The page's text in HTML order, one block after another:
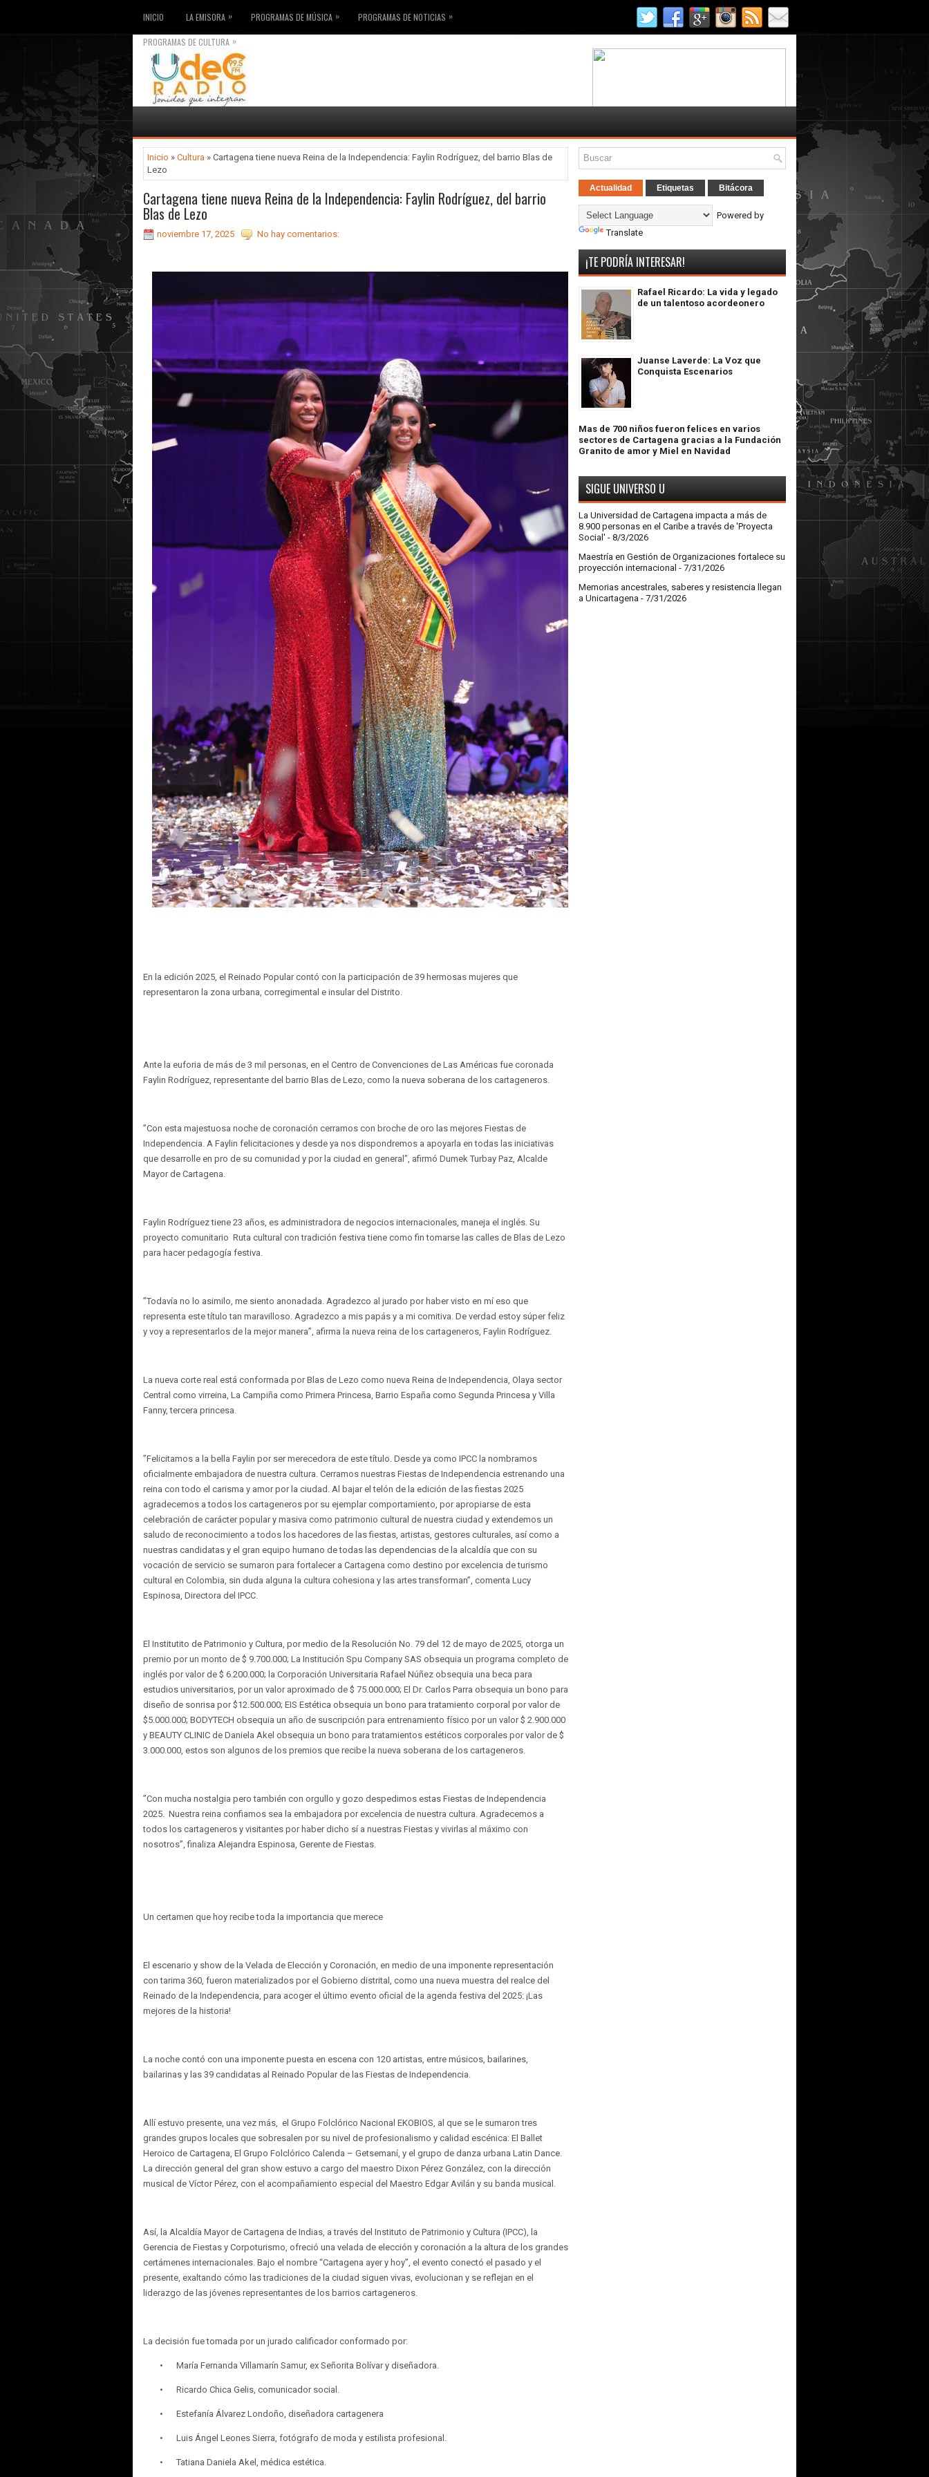
INICIO LA EMISORA » PROGRAMAS DE MÚSICA » PROGRAMAS DE NOTICIAS »
PROGRAMAS DE CULTURA »
Inicio » Cultura » Cartagena tiene nueva Reina de la Independencia: Faylin Rodríguez, del barrio Blas de
Lezo
Cartagena tiene nueva Reina de la Independencia: Faylin Rodríguez, del barrio
Blas de Lezo
noviembre 17, 2025 No hay comentarios:
En la edición 2025, el Reinado Popular contó con la participación de 39 hermosas mujeres que
representaron la zona urbana, corregimental e insular del Distrito.
Ante la euforia de más de 3 mil personas, en el Centro de Convenciones de Las Américas fue coronada
Faylin Rodríguez, representante del barrio Blas de Lezo, como la nueva soberana de los cartageneros.
”Con esta majestuosa noche de coronación cerramos con broche de oro las mejores Fiestas de
Independencia. A Faylin felicitaciones y desde ya nos dispondremos a apoyarla en todas las iniciativas
que desarrolle en pro de su comunidad y por la ciudad en general”, afirmó Dumek Turbay Paz, Alcalde
Mayor de Cartagena.
Faylin Rodríguez tiene 23 años, es administradora de negocios internacionales, maneja el inglés. Su
proyecto comunitario Ruta cultural con tradición festiva tiene como fin tomarse las calles de Blas de Lezo
para hacer pedagogía festiva.
”Todavía no lo asimilo, me siento anonadada. Agradezco al jurado por haber visto en mí eso que
representa este título tan maravilloso. Agradezco a mis papás y a mi comitiva. De verdad estoy súper feliz
y voy a representarlos de la mejor manera”, afirma la nueva reina de los cartageneros, Faylin Rodríguez.
La nueva corte real está conformada por Blas de Lezo como nueva Reina de Independencia, Olaya sector
Central como virreina, La Campiña como Primera Princesa, Barrio España como Segunda Princesa y Villa
Fanny, tercera princesa.
”Felicitamos a la bella Faylin por ser merecedora de este título. Desde ya como IPCC la nombramos
oficialmente embajadora de nuestra cultura. Cerramos nuestras Fiestas de Independencia estrenando una
reina con todo el carisma y amor por la ciudad. Al bajar el telón de la edición de las fiestas 2025
agradecemos a todos los cartageneros por su ejemplar comportamiento, por apropiarse de esta
celebración de carácter popular y masiva como patrimonio cultural de nuestra ciudad y extendemos un
saludo de reconocimiento a todos los hacedores de las fiestas, artistas, gestores culturales, así como a
nuestras candidatas y el gran equipo humano de todas las dependencias de la alcaldía que con su
vocación de servicio se sumaron para fortalecer a Cartagena como destino por excelencia de turismo
cultural en Colombia, sin duda alguna la cultura cohesiona y las artes transforman”, comenta Lucy
Espinosa, Directora del IPCC.
El Institutito de Patrimonio y Cultura, por medio de la Resolución No. 79 del 12 de mayo de 2025, otorga un
premio por un monto de $ 9.700.000; La Institución Spu Company SAS obsequia un programa completo de
inglés por valor de $ 6.200.000; la Corporación Universitaria Rafael Núñez obsequia una beca para
estudios universitarios, por un valor aproximado de $ 75.000.000; El Dr. Carlos Parra obsequia un bono para
diseño de sonrisa por $12.500.000; EIS Estética obsequia un bono para tratamiento corporal por valor de
$5.000.000; BODYTECH obsequia un año de suscripción para entrenamiento físico por un valor $ 2.900.000
y BEAUTY CLINIC de Daniela Akel obsequia un bono para tratamientos estéticos corporales por valor de $
3.000.000, estos son algunos de los premios que recibe la nueva soberana de los cartageneros.
”Con mucha nostalgia pero también con orgullo y gozo despedimos estas Fiestas de Independencia
2025. Nuestra reina confiamos sea la embajadora por excelencia de nuestra cultura. Agradecemos a
todos los cartageneros y visitantes por haber dicho sí a nuestras Fiestas y vivirlas al máximo con
nosotros”, finaliza Alejandra Espinosa, Gerente de Fiestas.
Un certamen que hoy recibe toda la importancia que merece
El escenario y show de la Velada de Elección y Coronación, en medio de una imponente representación
con tarima 360, fueron materializados por el Gobierno distrital, como una nueva muestra del realce del
Reinado de la Independencia, para acoger el último evento oficial de la agenda festiva del 2025: ¡Las
mejores de la historia!
La noche contó con una imponente puesta en escena con 120 artistas, entre músicos, bailarines,
bailarinas y las 39 candidatas al Reinado Popular de las Fiestas de Independencia.
Allí estuvo presente, una vez más, el Grupo Folclórico Nacional EKOBIOS, al que se le sumaron tres
grandes grupos locales que sobresalen por su nivel de profesionalismo y calidad escénica: El Ballet
Heroico de Cartagena, El Grupo Folclórico Calenda – Getsemaní, y el grupo de danza urbana Latin Dance.
La dirección general del gran show estuvo a cargo del maestro Dixon Pérez González, con la dirección
musical de Víctor Pérez, con el acompañamiento especial del Maestro Edgar Avilán y su banda musical.
Así, la Alcaldía Mayor de Cartagena de Indias, a través del Instituto de Patrimonio y Cultura (IPCC), la
Gerencia de Fiestas y Corpoturismo, ofreció una velada de elección y coronación a la altura de los grandes
certámenes internacionales. Bajo el nombre “Cartagena ayer y hoy”, el evento conectó el pasado y el
presente, exaltando cómo las tradiciones de la ciudad siguen vivas, evolucionan y se reflejan en el
liderazgo de las jóvenes representantes de los barrios cartageneros.
La decisión fue tomada por un jurado calificador conformado por:
• María Fernanda Villamarín Samur, ex Señorita Bolívar y diseñadora.
• Ricardo Chica Gelis, comunicador social.
• Estefanía Álvarez Londoño, diseñadora cartagenera
• Luis Ángel Leones Sierra, fotógrafo de moda y estilista profesional.
• Tatiana Daniela Akel, médica estética.
Actualidad Etiquetas Bitácora
Powered by
Translate
¡TE PODRÍA INTERESAR!
Rafael Ricardo: La vida y legado
de un talentoso acordeonero
Juanse Laverde: La Voz que
Conquista Escenarios
Mas de 700 niños fueron felices en varios
sectores de Cartagena gracias a la Fundación
Granito de amor y Miel en Navidad
SIGUE UNIVERSO U
La Universidad de Cartagena impacta a más de
8.900 personas en el Caribe a través de 'Proyecta
Social' - 8/3/2026
Maestría en Gestión de Organizaciones fortalece su
proyección internacional - 7/31/2026
Memorias ancestrales, saberes y resistencia llegan
a Unicartagena - 7/31/2026